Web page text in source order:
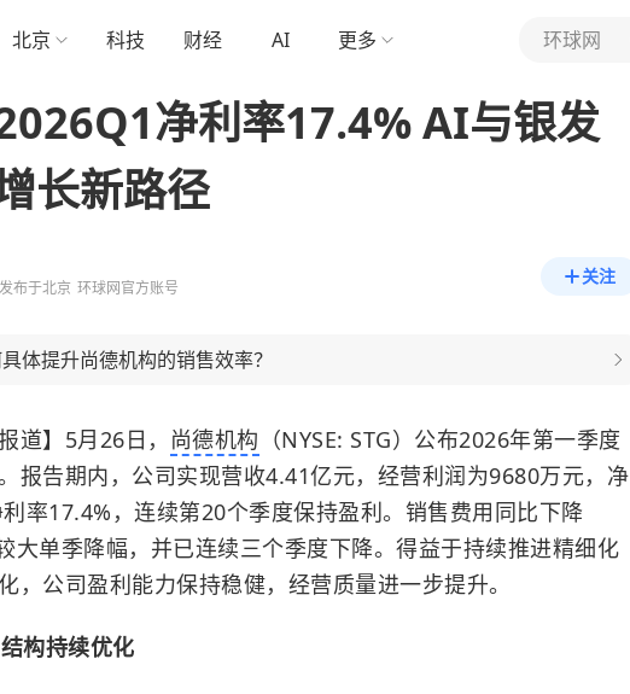
北京 科技 财经 AI 更多 环球网
净利率17.4% AI与银发
长新路径
发布于北京 环球网官方账号
关注
体提升尚德机构的销售效率？
道】5月26日， 尚德机构 （NYSE: STG）公布2026年第一季度
报告期内，公司实现营收4.41亿元，经营利润为9680万元，净
率17.4%，连续第20个季度保持盈利。销售费用同比下降
大单季降幅，并已连续三个季度下降。得益于持续推进精细化
，公司盈利能力保持稳健，经营质量进一步提升。
构持续优化